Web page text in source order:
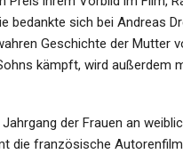
bedankte sich bei Andreas
Geschichte der Mutter
kämpft, wird außerdem
der Frauen an
die französische
Zug
8, 2022